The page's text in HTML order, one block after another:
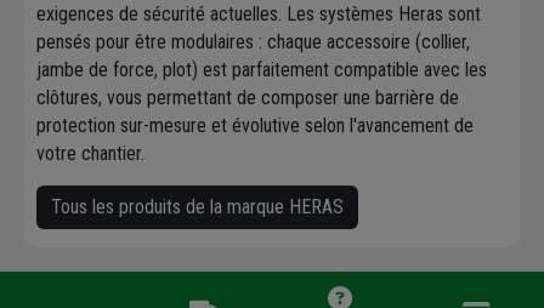
exigences de sécurité actuelles. Les systèmes Heras sont
pensés pour être modulaires : chaque accessoire (collier,
jambe de force, plot) est parfaitement compatible avec les
clôtures, vous permettant de composer une barrière de
protection sur-mesure et évolutive selon l'avancement de
votre chantier.
Tous les produits de la marque HERAS